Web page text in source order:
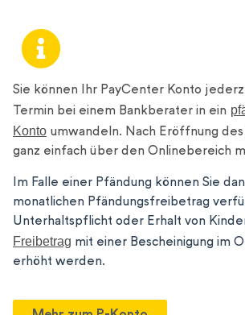
Sie können Ihr PayCenter Konto
Termin bei einem Bankberater in ein
Konto umwandeln. Nach Eröffnung
ganz einfach über den Onlinebereich
Im Falle einer Pfändung können Sie
monatlichen Pfändungsfreibetrag
Unterhaltspflicht oder Erhalt von
Freibetrag mit einer Bescheinigung im
erhöht werden.